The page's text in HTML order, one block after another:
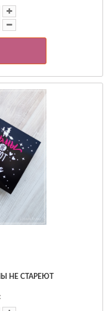
НЕ СТАРЕЮТ